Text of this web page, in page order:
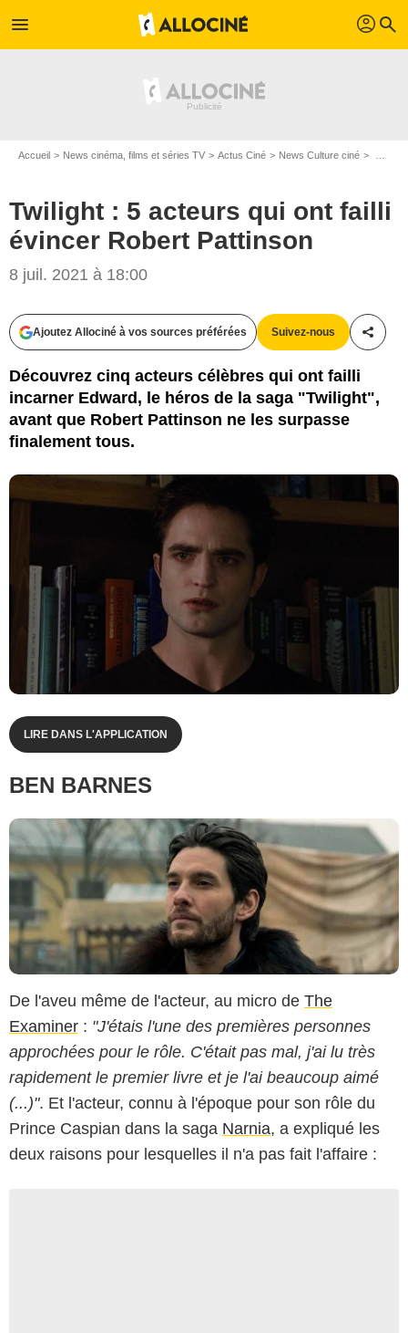
menu profil search
Accueil News cinéma, films et séries TV Actus Ciné News Culture ciné
Twilight : 5 acteurs qui ont failli
évincer Robert Pattinson
8 juil. 2021 à 18:00
Ajoutez Allociné à vos sources préférées Suivez-nous
Découvrez cinq acteurs célèbres qui ont failli
incarner Edward, le héros de la saga "Twilight",
avant que Robert Pattinson ne les surpasse
finalement tous.
LIRE DANS L'APPLICATION
BEN BARNES
DAVID APPLEBY/NETFLIX
De l'aveu même de l'acteur, au micro de The
Examiner : "J'étais l'une des premières personnes
approchées pour le rôle. C'était pas mal, j'ai lu très
rapidement le premier livre et je l'ai beaucoup aimé
(...)". Et l'acteur, connu à l'époque pour son rôle du
Prince Caspian dans la saga Narnia, a expliqué les
deux raisons pour lesquelles il n'a pas fait l'affaire :